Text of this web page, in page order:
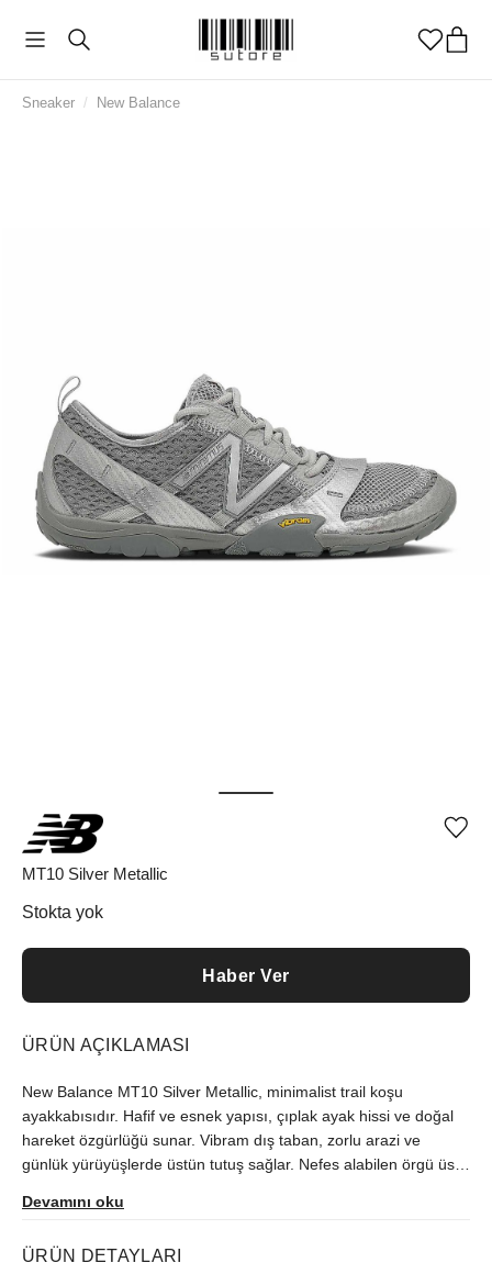
Sneaker / New Balance
MT10 Silver Metallic
Stokta yok
Haber Ver
ÜRÜN AÇIKLAMASI
New Balance MT10 Silver Metallic, minimalist trail koşu
ayakkabısıdır. Hafif ve esnek yapısı, çıplak ayak hissi ve doğal
hareket özgürlüğü sunar. Vibram dış taban, zorlu arazi ve
günlük yürüyüşlerde üstün tutuş sağlar. Nefes alabilen örgü üst
dayanıklılığı artırır. Düşük drop tasarımı, denge ve yer hissini
çok yönlü kullanım. Gümüş Metalik renk, modern ve şık
Devamını oku
ÜRÜN DETAYLARI